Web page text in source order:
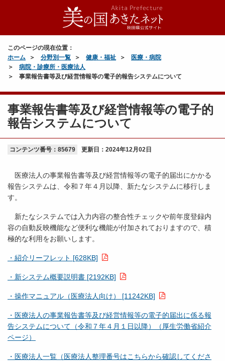
このページの現在位置：
ホーム
分野別一覧 健康・福祉
医療・病院
病院・診療所・医療法人
事業報告書等及び経営情報等の電子的報告システムについて
事業報告書等及び経営情報等の電子的
報告システムについて
コンテンツ番号：85679 更新日： 2024年12月02日
医療法人の事業報告書等及び経営情報等の電子的届出にかかる
報告システムは、令和７年４月以降、新たなシステムに移行しま
す。
新たなシステムでは入力内容の整合性チェックや前年度登録内
容の自動反映機能など便利な機能が付加されておりますので、積
極的な利用をお願いします。
・紹介リーフレット [628KB]
・新システム概要説明書 [2192KB]
・操作マニュアル（医療法人向け） [11242KB]
・医療法人の事業報告書等及び経営情報等の電子的届出に係る報
告システムについて（令和７年４月１日以降）（厚生労働省紹介
ページ）
・医療法人一覧（医療法人整理番号はこちらから確認してくださ
イ
ト